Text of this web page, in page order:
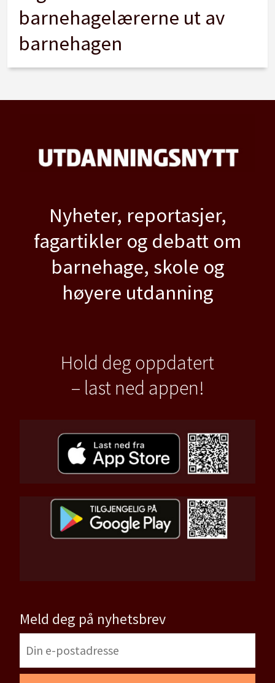
barnehagelærerne ut av
barnehagen
Nyheter, reportasjer,
fagartikler og debatt om
barnehage, skole og
høyere utdanning
Hold deg oppdatert
– last ned appen!
Meld deg på nyhetsbrev